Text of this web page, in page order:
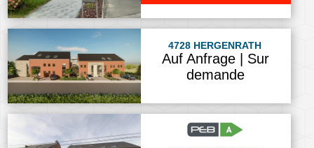
4728 HERGENRATH
Auf Anfrage | Sur
demande